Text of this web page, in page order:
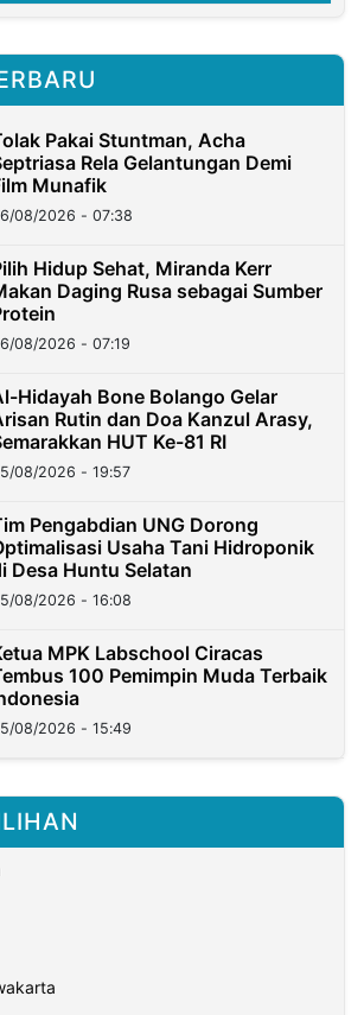
Pakai Stuntman, Acha
Rela Gelantungan Demi
Munafik
08/2026 - 07:38
Hidup Sehat, Miranda Kerr
Daging Rusa sebagai Sumber
08/2026 - 07:19
Hidayah Bone Bolango Gelar
Rutin dan Doa Kanzul Arasy,
HUT Ke-81 RI
08/2026 - 19:57
Pengabdian UNG Dorong
Usaha Tani Hidroponik
Desa Huntu Selatan
08/2026 - 16:08
MPK Labschool Ciracas
100 Pemimpin Muda Terbaik
08/2026 - 15:49